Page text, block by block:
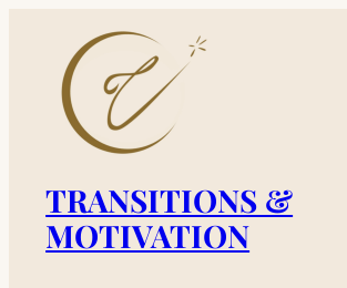
contenu
TRANSITIONS &
MOTIVATION